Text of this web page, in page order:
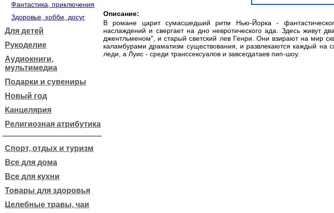
Фантастика, приключения
Здоровье, хобби, досуг
Для детей
Рукоделие
Аудиокниги,
мультимедиа
Подарки и сувениры
Новый год
Канцелярия
Религиозная атрибутика
Спорт, отдых и туризм
Все для дома
Все для кухни
Товары для здоровья
Целебные травы, чаи
Описание:
В романе царит сумасшедший ритм Нью-Йорка -
наслаждений и свергает на дно невротического ада. Здесь живут
джентльменом", и старый светский лев Генри. Они взирают на мир
каламбурами драматизм существования, и развлекаются каждый на
леди, а Луис - среди транссексуалов и завсегдатаев пип-шоу.